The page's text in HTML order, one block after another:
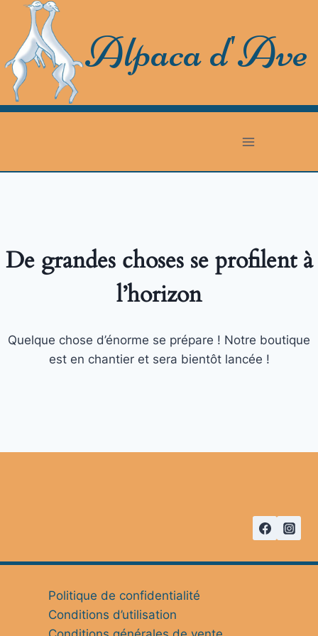
content
Alpaca d'Ave
De grandes choses se profilent à
l’horizon
Quelque chose d’énorme se prépare ! Notre boutique
est en chantier et sera bientôt lancée !
Politique de confidentialité
Conditions d’utilisation